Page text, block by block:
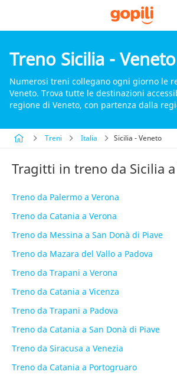
Treno Sicilia - Veneto
Numerosi treni collegano ogni giorno le
Veneto. Trova tutte le destinazioni
regione di Veneto, con partenza dalla
Treni Italia Sicilia - Veneto
Tragitti in treno da Sicilia
Treno da Palermo a Verona
Treno da Catania a Verona
Treno da Messina a San Donà di Piave
Treno da Mazara del Vallo a Padova
Treno da Trapani a Verona
Treno da Catania a Vicenza
Treno da Trapani a Padova
Treno da Catania a San Donà di Piave
Treno da Siracusa a Venezia
Treno da Catania a Portogruaro